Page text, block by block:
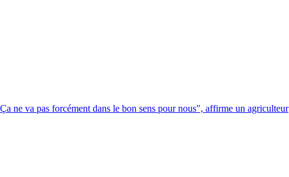
ne va pas forcément dans le bon sens pour nous", affirme un agriculteur